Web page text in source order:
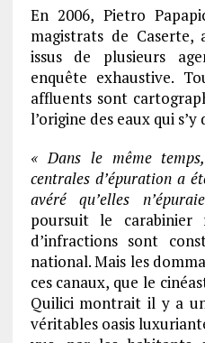
En 2006, Pietro
magistrats de Caserte,
issus de plusieurs
enquête exhaustive.
affluents sont
l’origine des eaux qui
« Dans le même
centrales d’épuration a
avéré qu’elles
poursuit le carabinier
d’infractions sont
national. Mais les
ces canaux, que le
Quilici montrait il y a
véritables oasis